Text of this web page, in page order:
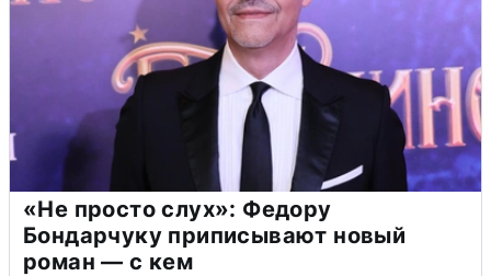
«Не просто слух»: Федору
Бондарчуку приписывают новый
роман — с кем